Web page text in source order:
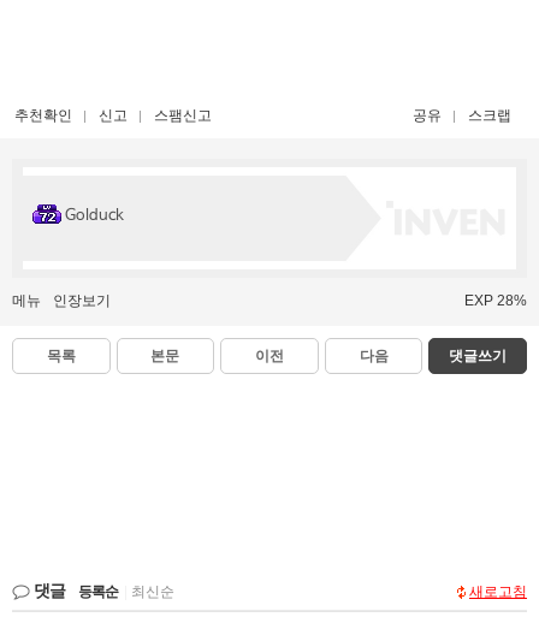
추천확인 신고 스팸신고 공유 스크랩
Golduck
메뉴 인장보기 EXP 28%
목록 본문 이전 다음 댓글쓰기
댓글 등록순 최신순 새로고침